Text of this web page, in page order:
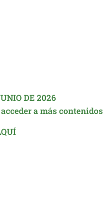
DE 2026
a más contenidos